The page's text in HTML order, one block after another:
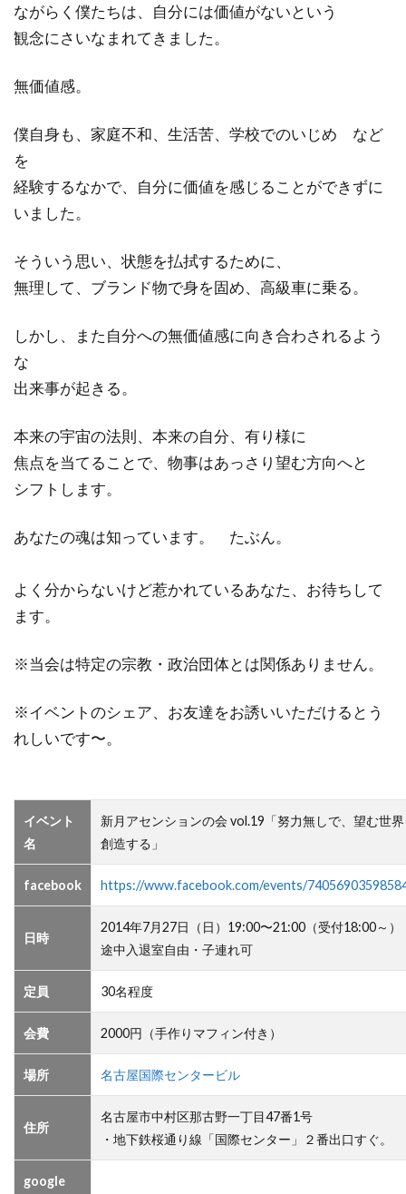
ながらく僕たちは、自分には価値がないという
観念にさいなまれてきました。
無価値感。
僕自身も、家庭不和、生活苦、学校でのいじめ など
を
経験するなかで、自分に価値を感じることができずに
いました。
そういう思い、状態を払拭するために、
無理して、ブランド物で身を固め、高級車に乗る。
しかし、また自分への無価値感に向き合わされるよう
な
出来事が起きる。
本来の宇宙の法則、本来の自分、有り様に
焦点を当てることで、物事はあっさり望む方向へと
シフトします。
あなたの魂は知っています。 たぶん。
よく分からないけど惹かれているあなた、お待ちして
ます。
※当会は特定の宗教・政治団体とは関係ありません。
※イベントのシェア、お友達をお誘いいただけるとう
れしいです〜。
イベント
名
新月アセンションの会 vol.19「努力無しで、望む世
創造する」
facebook https://www.facebook.com/events/
日時
2014年7月27日（日）19:00〜21:00（受付18:00～
途中入退室自由・子連れ可
定員 30名程度
会費 2000円（手作りマフィン付き）
場所 名古屋国際センタービル
住所
名古屋市中村区那古野一丁目47番1号
・地下鉄桜通り線「国際センター」２番出口すぐ。
google